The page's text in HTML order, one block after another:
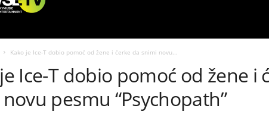
Kako je Ice-T dobio pomoć od žene i ćerke da snimi novu...
Ice-T dobio pomoć od žene i
pesmu “Psychopath”